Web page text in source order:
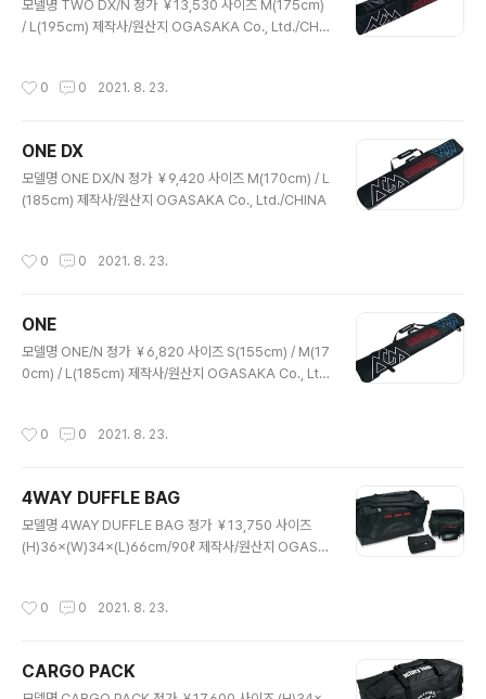
모델명 TWO DX/N 정가 ￥13,530 사이즈 M(175㎝)
/ L(195㎝) 제작사/원산지 OGASAKA Co., Ltd./CHI
0 0 2021. 8. 23.
ONE DX
모델명 ONE DX/N 정가 ￥9,420 사이즈 M(170㎝) / L
(185㎝) 제작사/원산지 OGASAKA Co., Ltd./CHINA
0 0 2021. 8. 23.
ONE
모델명 ONE/N 정가 ￥6,820 사이즈 S(155cm) / M(17
0cm) / L(185cm) 제작사/원산지 OGASAKA Co., Lt
0 0 2021. 8. 23.
4WAY DUFFLE BAG
모델명 4WAY DUFFLE BAG 정가 ￥13,750 사이즈
(H)36×(W)34×(L)66㎝/90ℓ 제작사/원산지 OGASA
0 0 2021. 8. 23.
CARGO PACK